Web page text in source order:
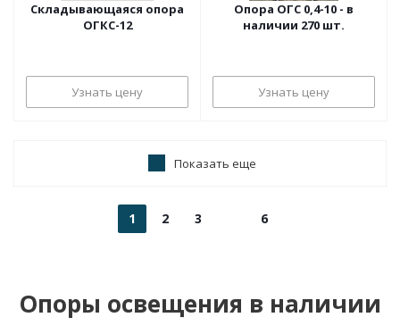
Складывающаяся опора
ОГКС-12
Узнать цену
Опора ОГС 0,4-10 - в
наличии 270 шт.
Узнать цену
Показать еще
1 2 3 6
Опоры освещения в наличии